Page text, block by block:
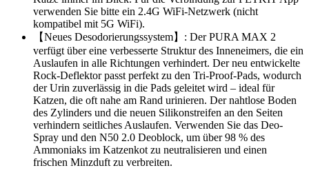
verwenden Sie bitte ein 2.4G WiFi-Netzwerk (nicht
kompatibel mit 5G WiFi).
【Neues Desodorierungssystem】: Der PURA MAX 2
verfügt über eine verbesserte Struktur des Inneneimers, die ein
Auslaufen in alle Richtungen verhindert. Der neu entwickelte
Rock-Deflektor passt perfekt zu den Tri-Proof-Pads, wodurch
der Urin zuverlässig in die Pads geleitet wird – ideal für
Katzen, die oft nahe am Rand urinieren. Der nahtlose Boden
des Zylinders und die neuen Silikonstreifen an den Seiten
verhindern seitliches Auslaufen. Verwenden Sie das Deo-
Spray und den N50 2.0 Deoblock, um über 98 % des
Ammoniaks im Katzenkot zu neutralisieren und einen
frischen Minzduft zu verbreiten.